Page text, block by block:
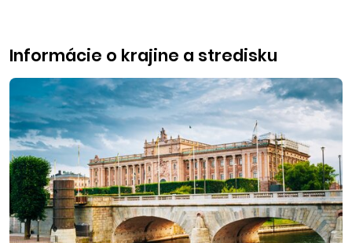
Informácie o krajine a stredisku